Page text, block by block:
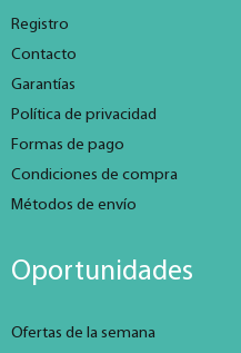
Registro
Contacto
Garantías
Política de privacidad
Formas de pago
Condiciones de compra
Métodos de envío
Oportunidades
Ofertas de la semana